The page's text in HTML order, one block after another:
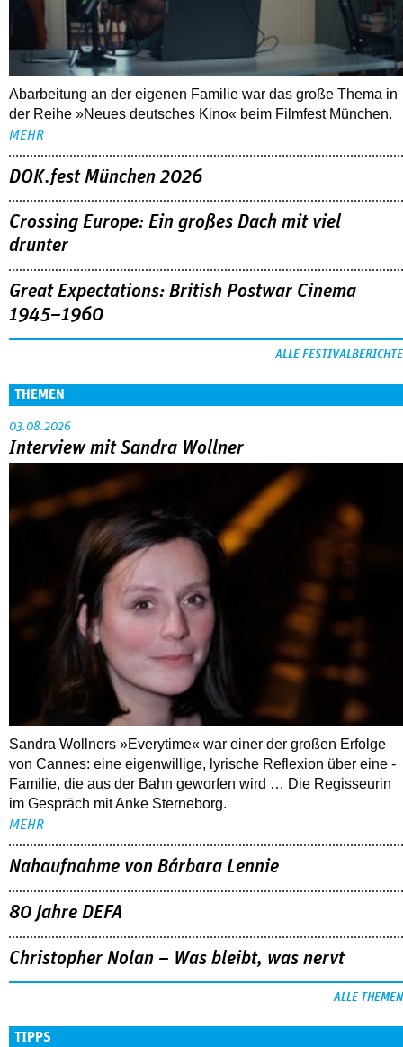
Abarbeitung an der eigenen Familie war das große Thema in
der Reihe »Neues deutsches Kino« beim Filmfest München.
MEHR
DOK.fest München 2026
Crossing Europe: Ein großes Dach mit viel
drunter
Great Expectations: British Postwar Cinema
1945–1960
ALLE FESTIVALBERICHTE
THEMEN
03.08.2026
Interview mit Sandra Wollner
Sandra Wollners »Everytime« war einer der großen Erfolge
von Cannes: eine eigenwillige, lyrische Reflexion über eine ­
Familie, die aus der Bahn geworfen wird … Die Regisseurin
im Gespräch mit Anke Sterneborg.
MEHR
Nahaufnahme von Bárbara Lennie
80 Jahre DEFA
Christopher Nolan – Was bleibt, was nervt
ALLE THEMEN
TIPPS